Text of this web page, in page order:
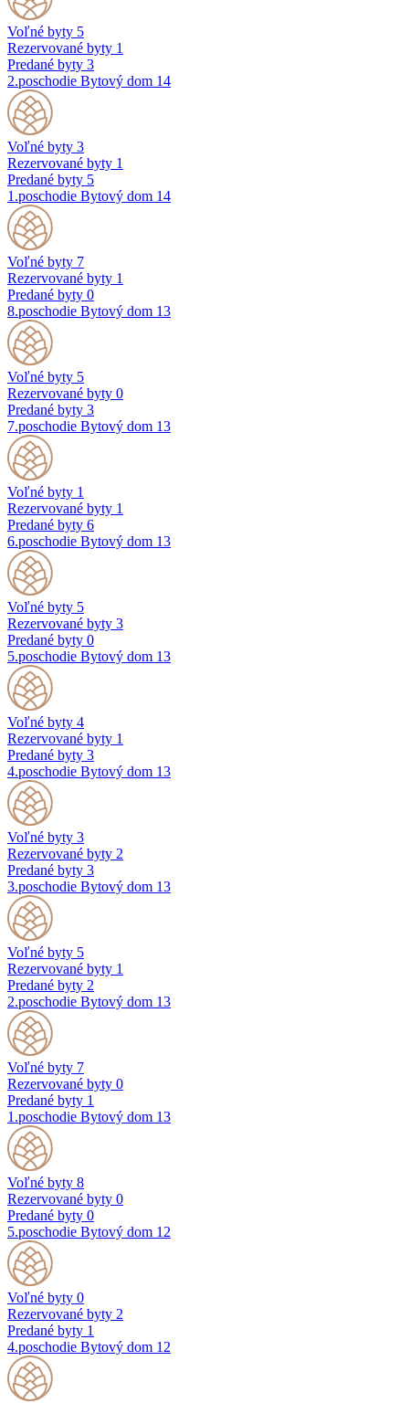
Voľné byty 5
Rezervované byty 1
Predané byty 3
2.poschodie Bytový dom 14
Voľné byty 3
Rezervované byty 1
Predané byty 5
1.poschodie Bytový dom 14
Voľné byty 7
Rezervované byty 1
Predané byty 0
8.poschodie Bytový dom 13
Voľné byty 5
Rezervované byty 0
Predané byty 3
7.poschodie Bytový dom 13
Voľné byty 1
Rezervované byty 1
Predané byty 6
6.poschodie Bytový dom 13
Voľné byty 5
Rezervované byty 3
Predané byty 0
5.poschodie Bytový dom 13
Voľné byty 4
Rezervované byty 1
Predané byty 3
4.poschodie Bytový dom 13
Voľné byty 3
Rezervované byty 2
Predané byty 3
3.poschodie Bytový dom 13
Voľné byty 5
Rezervované byty 1
Predané byty 2
2.poschodie Bytový dom 13
Voľné byty 7
Rezervované byty 0
Predané byty 1
1.poschodie Bytový dom 13
Voľné byty 8
Rezervované byty 0
Predané byty 0
5.poschodie Bytový dom 12
Voľné byty 0
Rezervované byty 2
Predané byty 1
4.poschodie Bytový dom 12